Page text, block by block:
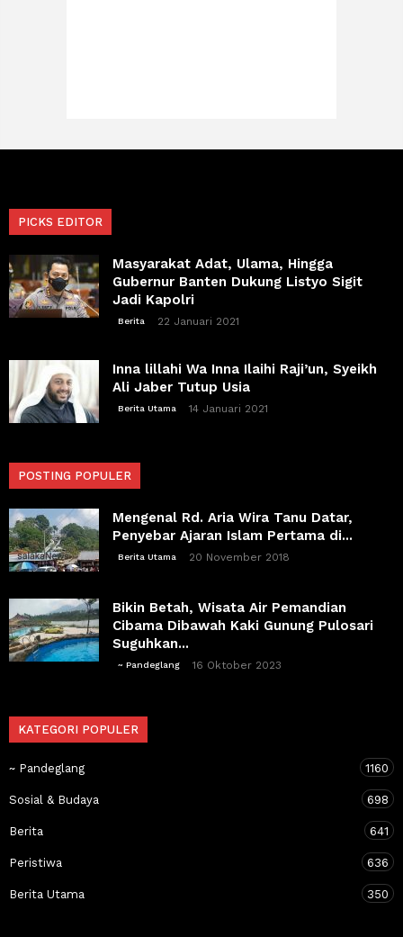
PICKS EDITOR
Masyarakat Adat, Ulama, Hingga
Gubernur Banten Dukung Listyo Sigit
Jadi Kapolri
Berita 22 Januari 2021
Inna lillahi Wa Inna Ilaihi Raji’un, Syeikh
Ali Jaber Tutup Usia
Berita Utama 14 Januari 2021
POSTING POPULER
Mengenal Rd. Aria Wira Tanu Datar,
Penyebar Ajaran Islam Pertama di...
Berita Utama 20 November 2018
Bikin Betah, Wisata Air Pemandian
Cibama Dibawah Kaki Gunung Pulosari
Suguhkan...
~ Pandeglang 16 Oktober 2023
KATEGORI POPULER
~ Pandeglang 1160
Sosial & Budaya 698
Berita 641
Peristiwa 636
Berita Utama 350